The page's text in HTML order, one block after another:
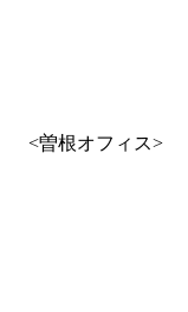
<曽根オフィス>